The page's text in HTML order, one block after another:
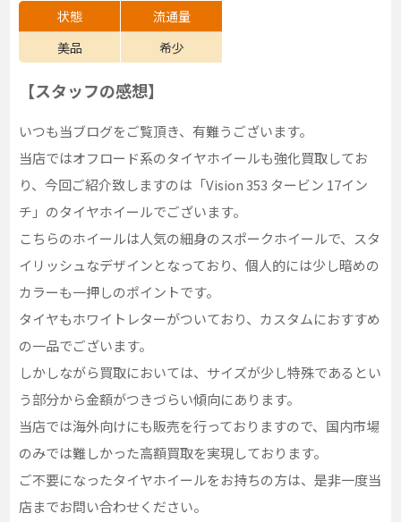
状態
流通量
美品
希少
【スタッフの感想】
いつも当ブログをご覧頂き、有難うございます。
当店ではオフロード系のタイヤホイールも強化買取してお
り、今回ご紹介致しますのは「Vision 353 タービン 17イン
チ」のタイヤホイールでございます。
こちらのホイールは人気の細身のスポークホイールで、スタ
イリッシュなデザインとなっており、個人的には少し暗めの
カラーも一押しのポイントです。
タイヤもホワイトレターがついており、カスタムにおすすめ
の一品でございます。
しかしながら買取においては、サイズが少し特殊であるとい
う部分から金額がつきづらい傾向にあります。
当店では海外向けにも販売を行っておりますので、国内市場
のみでは難しかった高額買取を実現しております。
ご不要になったタイヤホイールをお持ちの方は、是非一度当
店までお問い合わせください。